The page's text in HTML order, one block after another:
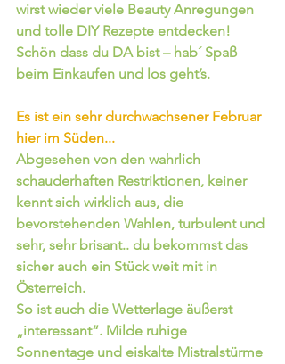
wirst wieder viele Beauty Anregungen
und tolle DIY Rezepte entdecken!
Schön dass du DA bist – hab´ Spaß
beim Einkaufen und los geht’s.
Es ist ein sehr durchwachsener Februar
hier im Süden...
Abgesehen von den wahrlich
schauderhaften Restriktionen, keiner
kennt sich wirklich aus, die
bevorstehenden Wahlen, turbulent und
sehr, sehr brisant.. du bekommst das
sicher auch ein Stück weit mit in
Österreich.
So ist auch die Wetterlage äußerst
„interessant“. Milde ruhige
Sonnentage und eiskalte Mistralstürme